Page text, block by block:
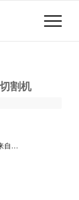
割机
自…